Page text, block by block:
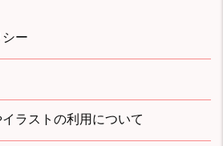
ー
ラストの利用について